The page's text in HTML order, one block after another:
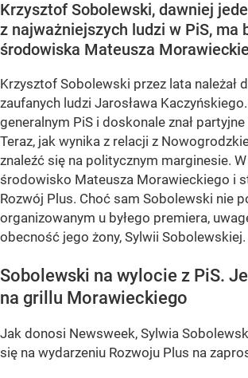
Krzysztof Sobolewski, dawniej
z najważniejszych ludzi w PiS, ma
środowiska Mateusza
Krzysztof Sobolewski przez lata należał
zaufanych ludzi Jarosława
generalnym PiS i doskonale znał
Teraz, jak wynika z relacji z
znaleźć się na politycznym marginesie.
środowisko Mateusza Morawieckiego i
Rozwój Plus. Choć sam Sobolewski nie
organizowanym u byłego premiera,
obecność jego żony, Sylwii Sobolewskiej.
Sobolewski na wylocie z PiS.
na grillu Morawieckiego
Jak donosi Newsweek, Sylwia
się na wydarzeniu Rozwoju Plus na